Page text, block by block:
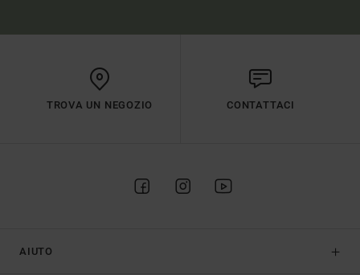
TROVA UN NEGOZIO CONTATTACI
AIUTO